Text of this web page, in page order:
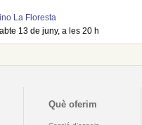
La Floresta
13 de juny, a les 20 h
Què oferim